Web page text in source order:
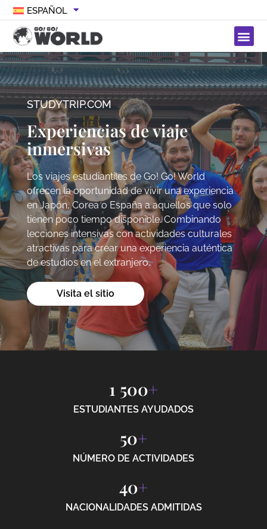
ESPAÑOL
STUDYTRIP.COM
Experiencias de viaje
inmersivas
Los viajes estudiantiles de Go! Go! World
ofrecen la oportunidad de vivir una experiencia
en Japón, Corea o España a aquellos que solo
tienen poco tiempo disponible. Combinando
lecciones intensivas con actividades culturales
atractivas para crear una experiencia auténtica
de estudios en el extranjero.
Visita el sitio
ESTUDIANTES AYUDADOS
1 500+
NÚMERO DE ACTIVIDADES
50+
NACIONALIDADES ADMITIDAS
40+